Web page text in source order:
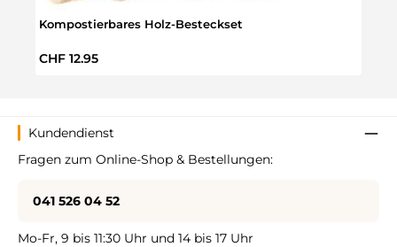
Kompostierbares Holz-Besteckset
Regulärer Preis:
CHF 12.95
Kundendienst
Fragen zum Online-Shop & Bestellungen:
041 526 04 52
Mo-Fr, 9 bis 11:30 Uhr und 14 bis 17 Uhr